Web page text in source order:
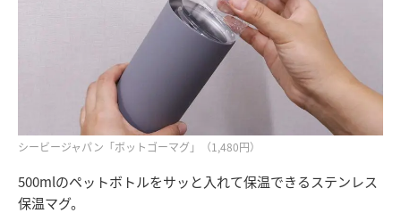
シービージャパン「ボットゴーマグ」（1,480円）
500mlのペットボトルをサッと入れて保温できるステンレス
保温マグ。